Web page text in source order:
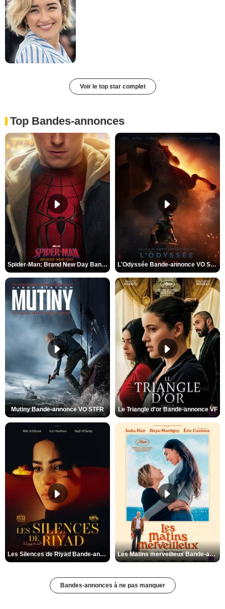
Voir le top star complet
Top Bandes-annonces
Spider-Man: Brand New Day Bande-annonce VO STFR L'Odyssée Bande-annonce VO STFR
Mutiny Bande-annonce VO STFR Le Triangle d'or Bande-annonce VF
Les Silences de Riyad Bande-annonce VO STFR Les Matins merveilleux Bande-annonce VF
Bandes-annonces à ne pas manquer